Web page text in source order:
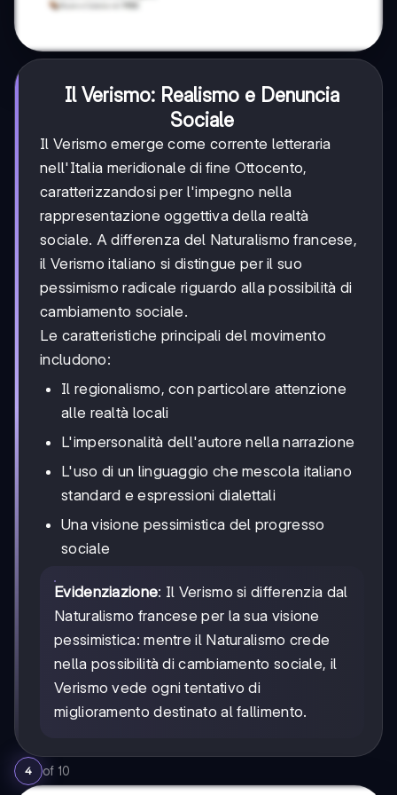
Il Verismo: Realismo e Denuncia
Sociale
Il Verismo emerge come corrente letteraria
nell'Italia meridionale di fine Ottocento,
caratterizzandosi per l'impegno nella
rappresentazione oggettiva della realtà
sociale. A differenza del Naturalismo francese,
il Verismo italiano si distingue per il suo
pessimismo radicale riguardo alla possibilità di
cambiamento sociale.
Le caratteristiche principali del movimento
includono:
Il regionalismo, con particolare attenzione
alle realtà locali
L'impersonalità dell'autore nella narrazione
L'uso di un linguaggio che mescola italiano
standard e espressioni dialettali
Una visione pessimistica del progresso
sociale
Evidenziazione: Il Verismo si differenzia dal
Naturalismo francese per la sua visione
pessimistica: mentre il Naturalismo crede
nella possibilità di cambiamento sociale, il
Verismo vede ogni tentativo di
miglioramento destinato al fallimento.
4 of 10